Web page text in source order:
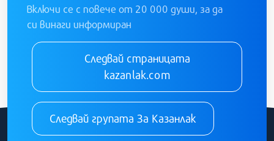
Включи се с повече от 20 000 души, за да
си винаги информиран
Следвай страницата
kazanlak.com
Следвай групата За Казанлак